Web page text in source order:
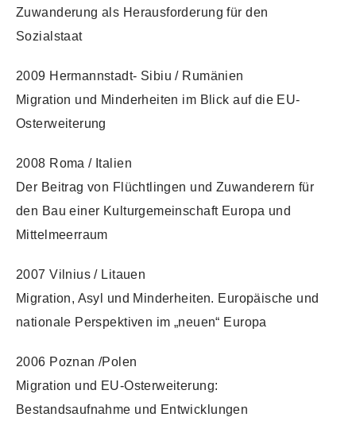
Zuwanderung als Herausforderung für den
Sozialstaat
2009 Hermannstadt- Sibiu / Rumänien
Migration und Minderheiten im Blick auf die EU-
Osterweiterung
2008 Roma / Italien
Der Beitrag von Flüchtlingen und Zuwanderern für
den Bau einer Kulturgemeinschaft Europa und
Mittelmeerraum
2007 Vilnius / Litauen
Migration, Asyl und Minderheiten. Europäische und
nationale Perspektiven im „neuen“ Europa
2006 Poznan /Polen
Migration und EU-Osterweiterung:
Bestandsaufnahme und Entwicklungen